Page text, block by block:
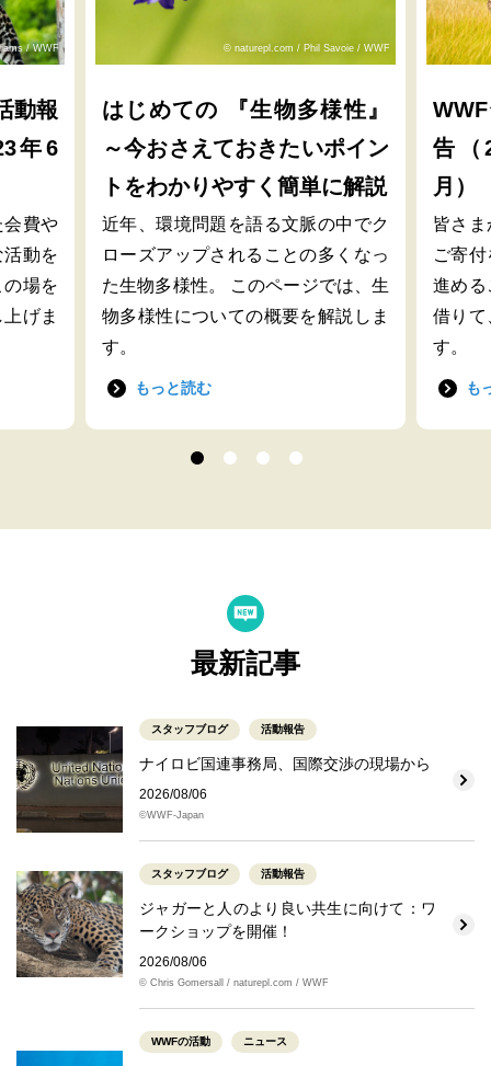
/ WWF
動報
年6
会費や
動を
場を
げま
© naturepl.com / Phil Savoie / WWF
はじめての 『生物多様性』
～今おさえておきたいポイン
トをわかりやすく簡単に解説
近年、環境問題を語る文脈の中でク
ローズアップされることの多くなっ
た生物多様性。 このページでは、生
物多様性についての概要を解説しま
す。
もっと読む
告（
月）
皆さ
ご寄
進める
借りて
す。
も
最新記事
スタッフブログ 活動報告
ナイロビ国連事務局、国際交渉の現場から
2026/08/06
©WWF-Japan
スタッフブログ 活動報告
ジャガーと人のより良い共生に向けて：ワ
ークショップを開催！
2026/08/06
© Chris Gomersall / naturepl.com / WWF
WWFの活動 ニュース